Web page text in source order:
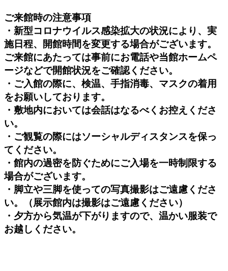
ご来館時の注意事項
・新型コロナウイルス感染拡大の状況により、実
施日程、開館時間を変更する場合がございます。
ご来館にあたっては事前にお電話や当館ホームペ
ージなどで開館状況をご確認ください。
・ご入館の際に、検温、手指消毒、マスクの着用
をお願いしております。
・敷地内においては会話はなるべくお控えくださ
い。
・ご観覧の際にはソーシャルディスタンスを保っ
てください。
・館内の過密を防ぐためにご入場を一時制限する
場合がございます。
・脚立や三脚を使っての写真撮影はご遠慮くださ
い。（展示館内は撮影はご遠慮ください）
・夕方から気温が下がりますので、温かい服装で
お越しください。